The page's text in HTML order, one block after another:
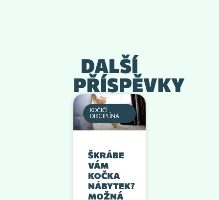
DALŠÍ
PŘÍSPĚVKY
KOČIČÍ
DISCIPLÍNA
ŠKRÁBE
VÁM
KOČKA
NÁBYTEK?
MOŽNÁ